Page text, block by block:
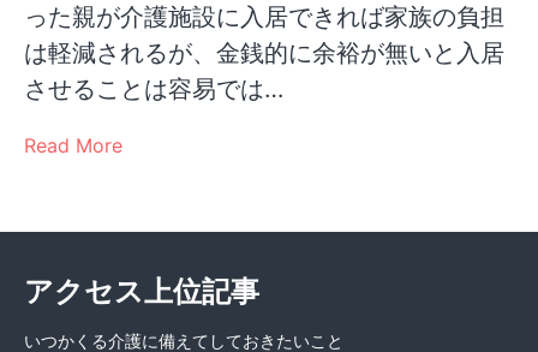
った親が介護施設に入居できれば家族の負担
は軽減されるが、金銭的に余裕が無いと入居
させることは容易では…
Read More
アクセス上位記事
いつかくる介護に備えてしておきたいこと